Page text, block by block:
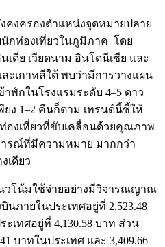
งคงครองตำแหน่งจุดหมายปลาย
กท่องเที่ยวในภูมิภาค โดย
เดีย เวียดนาม อินโดนีเซีย และ
เกาหลีใต้ พบว่ามีการวางแผน
าพักในโรงแรมระดับ 4–5 ดาว
ยง 1–2 คืนก็ตาม เทรนด์นี้ชี้ให้
องเที่ยวที่ขับเคลื่อนด้วยคุณภาพ
รณ์ที่มีความหมาย มากกว่า
เดียว
วโน้มใช้จ่ายอย่างมีวิจารณญาณ
นภายในประเทศอยู่ที่ 2,523.48
เทศอยู่ที่ 4,130.58 บาท ส่วน
บาทในประเทศ และ 3,409.66